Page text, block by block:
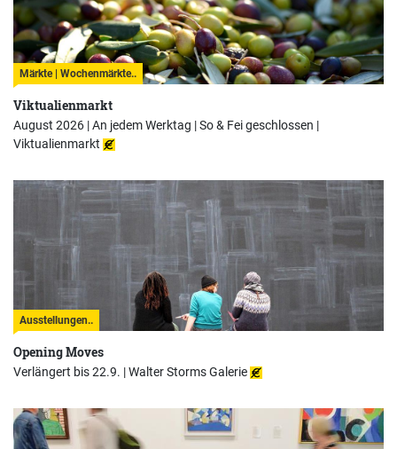
Märkte | Wochenmärkte..
Viktualienmarkt
August 2026 | An jedem Werktag | So & Fei geschlossen |
Viktualienmarkt
Ausstellungen..
Opening Moves
Verlängert bis 22.9. |Walter Storms Galerie